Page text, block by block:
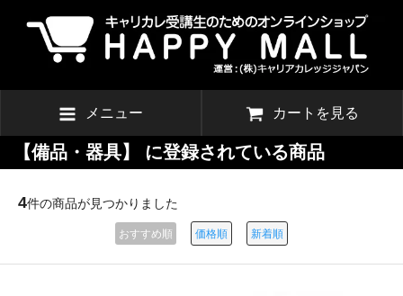
メニュー カートを見る
【備品・器具】 に登録されている商品
4件の商品が見つかりました
おすすめ順 価格順 新着順